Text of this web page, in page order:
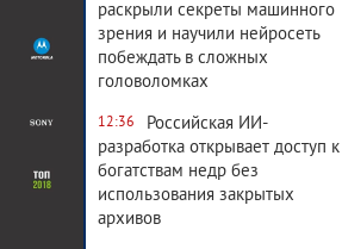
раскрыли секреты машинного
зрения и научили нейросеть
побеждать в сложных
головоломках
12:36
Российская ИИ-
разработка открывает доступ к
богатствам недр без
использования закрытых
архивов